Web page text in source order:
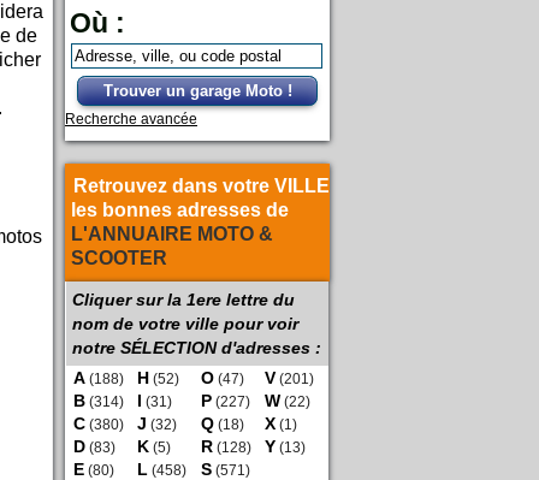
Où :
Trouver un garage Moto !
Recherche avancée
Retrouvez dans votre VILLE
les bonnes adresses de
L'ANNUAIRE MOTO &
SCOOTER
Cliquer sur la 1ere lettre du
nom de votre ville pour voir
notre SÉLECTION d'adresses :
A (188)
B (314)
C (380)
D (83)
E (80)
H (52)
I (31)
J (32)
K (5)
L (458)
O (47)
P (227)
Q (18)
R (128)
S (571)
V (201)
W (22)
X (1)
Y (13)
de